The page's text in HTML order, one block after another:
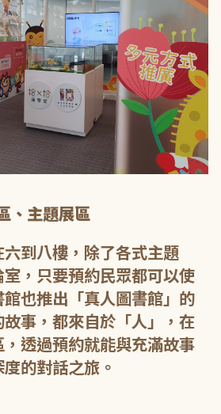
、主題展區
到八樓，除了各式主題
，只要預約民眾都可以使
也推出「真人圖書館」的
事，都來自於「人」，在
透過預約就能與充滿故事
的對話之旅。